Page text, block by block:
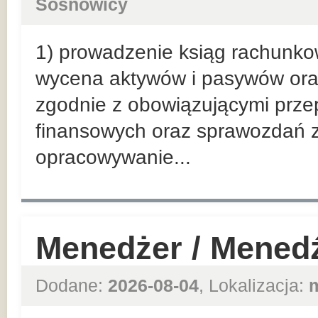
Sosnowicy
1) prowadzenie ksiąg
wycena aktywów i pasywów
zgodnie z obowiązującymi
finansowych oraz sprawozdań
opracowywanie...
Menedżer /
Dodane: 2026-08-04, Lokalizacja: